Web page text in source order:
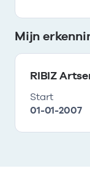
Mijn
RIBIZ
Start
01-01-2007